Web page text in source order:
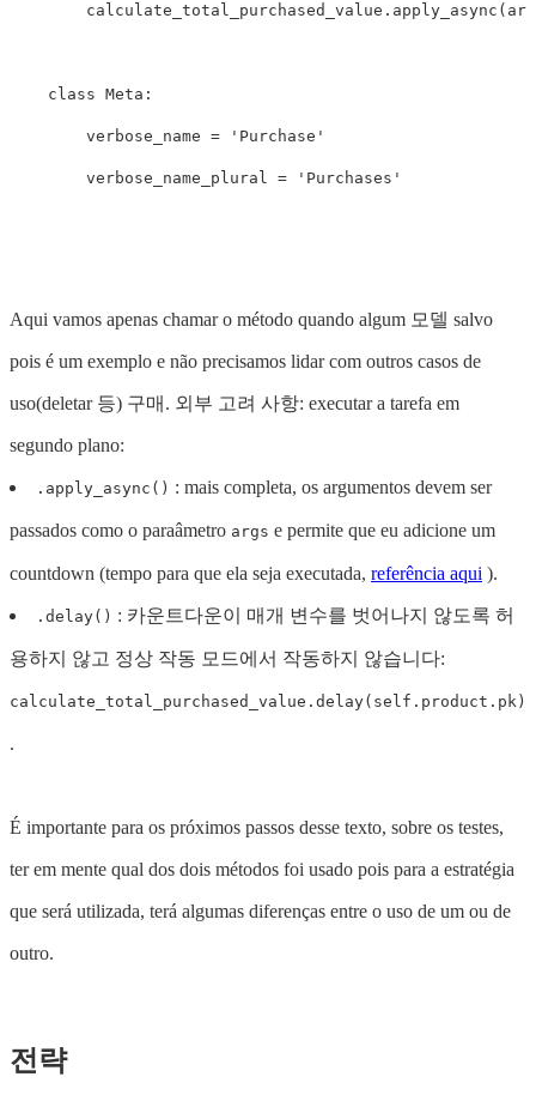
calculate_total_purchased_value . apply_async (
class Meta :
verbose_name = 'Purchase'
verbose_name_plural = 'Purchases'
Aqui vamos apenas chamar o método quando algum 모델 salvo
pois é um exemplo e não precisamos lidar com outros casos de
uso(deletar 등) 구매. 외부 고려 사항: executar a tarefa em
segundo plano:
.apply_async() : mais completa, os argumentos devem ser
passados ​​como o paraâmetro args e permite que eu adicione um
countdown (tempo para que ela seja executada, referência aqui ).
.delay() : 카운트다운이 매개 변수를 벗어나지 않도록 허
용하지 않고 정상 작동 모드에서 작동하지 않습니다:
calculate_total_purchased_value.delay(self.product.pk)
.
É importante para os próximos passos desse texto, sobre os testes,
ter em mente qual dos dois métodos foi usado pois para a estratégia
que será utilizada, terá algumas diferenças entre o uso de um ou de
outro.
전략